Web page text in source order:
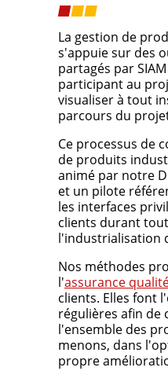
La gestion de
s'appuie sur des
partagés par
participant au
visualiser à tout
parcours du
Ce processus de
de produits
animé par notre
et un pilote
les interfaces
clients durant
l'industrialisation
Nos méthodes
l'assurance
clients. Elles font
régulières afin de
l'ensemble des
menons, dans
propre